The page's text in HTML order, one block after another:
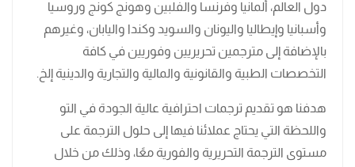
دول العالم، ألمانيا وفرنسا والفلبين وهونج كونج وروسيا
وأسبانيا وإيطاليا واليونان والسويد وكندا واليابان، وغيرهم
بالإضافة إلى مترجمين تحريريين وفوريين في كافة
التخصصات الطبية والقانونية والمالية والتجارية والدينية إلخ.
هدفنا هو تقديم ترجمات احترافية عالية الجودة في التو
واللحظة التي يحتاج عملائنا فيها إلى حلول الترجمة على
مستوى الترجمة التحريرية والفورية معًا، وذلك من خلال